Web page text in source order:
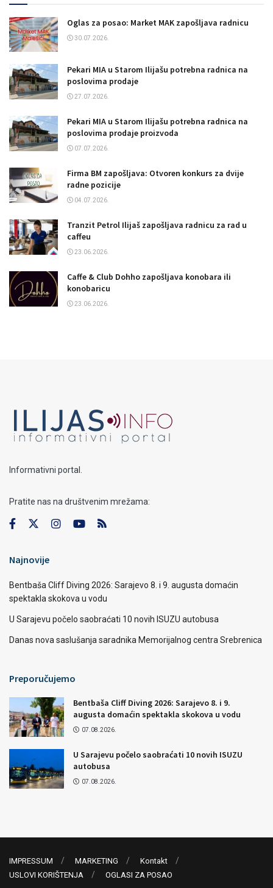
Oglas za posao: Market MAK zapošljava radnicu
30.07.2026.
Pekari MIA u Starom Ilijašu potrebna radnica na
poslovima prodaje
27.07.2026.
Pekari MIA u Starom Ilijašu potrebna radnica na
poslovima prodaje proizvoda
07.07.2026.
Firma BM zapošljava: Otvoren konkurs za dvije
radne pozicije
04.07.2026.
Tranzit Petrol Ilijaš zapošljava radnicu za rad u
caffeu
23.06.2026.
Caffe & Club Dohho zapošljava konobara ili
konobaricu
23.06.2026.
Informativni portal.
Pratite nas na društvenim mrežama:
Najnovije
Bentbaša Cliff Diving 2026: Sarajevo 8. i 9. augusta domaćin
spektakla skokova u vodu
U Sarajevu počelo saobraćati 10 novih ISUZU autobusa
Danas nova saslušanja saradnika Memorijalnog centra Srebrenica
Preporučujemo
Bentbaša Cliff Diving 2026: Sarajevo 8. i 9.
augusta domaćin spektakla skokova u vodu
07.08.2026.
U Sarajevu počelo saobraćati 10 novih ISUZU
autobusa
07.08.2026.
IMPRESSUM MARKETING
Kontakt
USLOVI KORIŠTENJA
OGLASI ZA POSAO